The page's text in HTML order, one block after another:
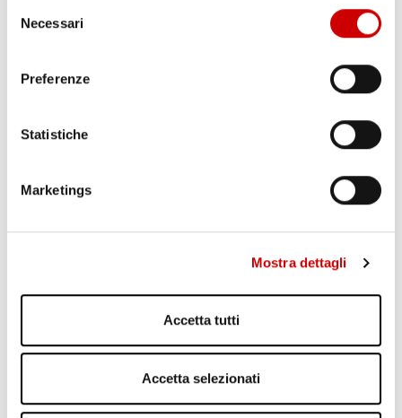
delNecessari
Preferenze
Statistiche
Marketings
Mostra dettagli
Accetta tutti
Accetta selezionati
le televisioni semplicemente per parlare male di Napoli ...
Leggi articolo